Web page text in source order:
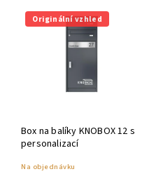
Nejdražší
Abecedně
Originální vzhled
Box na balíky KNOBOX 12 s
personalizací
Na objednávku